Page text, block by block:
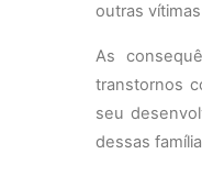
outras
As
transtornos
seu
dessas